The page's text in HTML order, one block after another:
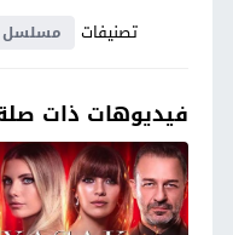
تصنيفات
مسلسل
فيديوهات ذات